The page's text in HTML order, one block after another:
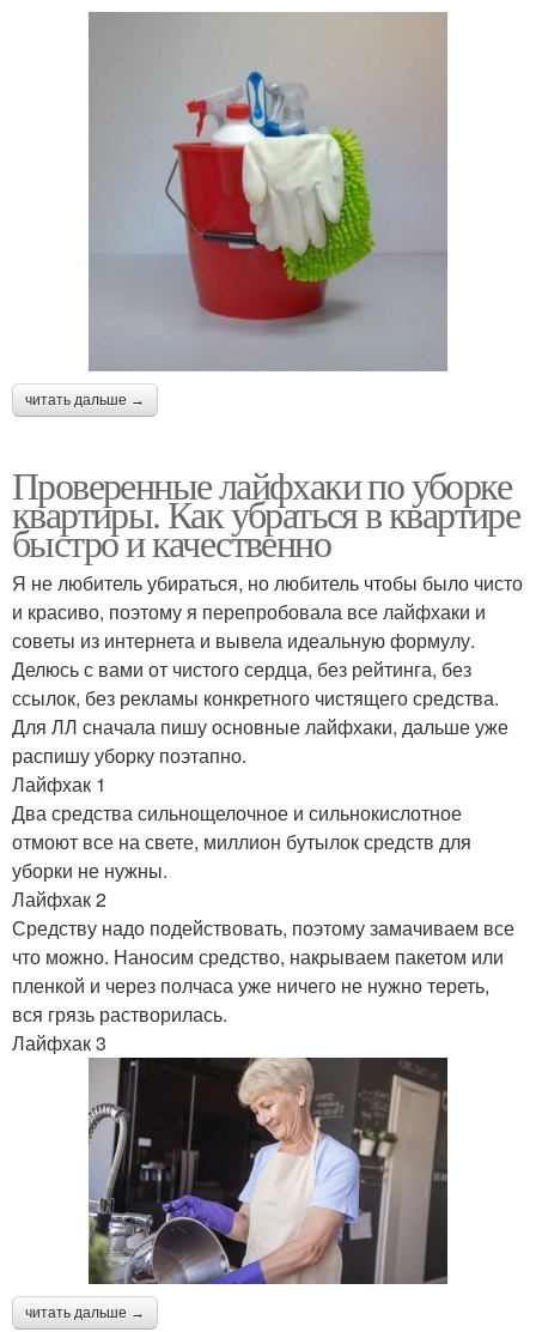
читать дальше →
Проверенные лайфхаки по уборке
квартиры. Как убраться в квартире
быстро и качественно
Я не любитель убираться, но любитель чтобы было чисто
и красиво, поэтому я перепробовала все лайфхаки и
советы из интернета и вывела идеальную формулу.
Делюсь с вами от чистого сердца, без рейтинга, без
ссылок, без рекламы конкретного чистящего средства.
Для ЛЛ сначала пишу основные лайфхаки, дальше уже
распишу уборку поэтапно.
Лайфхак 1
Два средства сильнощелочное и сильнокислотное
отмоют все на свете, миллион бутылок средств для
уборки не нужны.
Лайфхак 2
Средству надо подействовать, поэтому замачиваем все
что можно. Наносим средство, накрываем пакетом или
пленкой и через полчаса уже ничего не нужно тереть,
вся грязь растворилась.
Лайфхак 3
читать дальше →